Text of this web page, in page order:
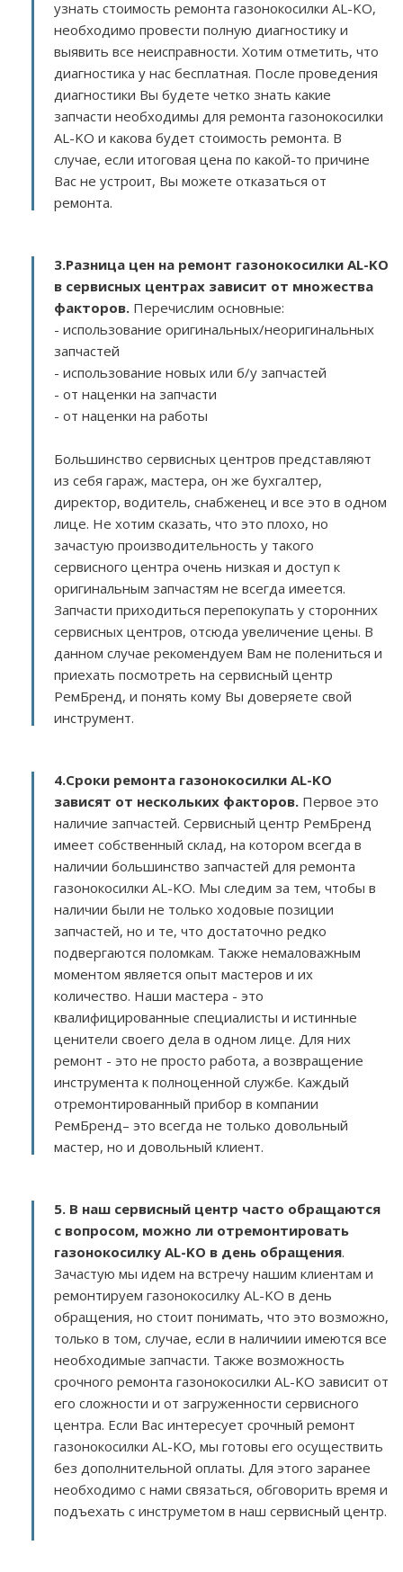
узнать стоимость ремонта газонокосилки AL-KO,
необходимо провести полную диагностику и
выявить все неисправности. Хотим отметить, что
диагностика у нас бесплатная. После проведения
диагностики Вы будете четко знать какие
запчасти необходимы для ремонта газонокосилки
AL-KO и какова будет стоимость ремонта. В
случае, если итоговая цена по какой-то причине
Вас не устроит, Вы можете отказаться от
ремонта.
3.Разница цен на ремонт газонокосилки AL-KO
в сервисных центрах зависит от множества
факторов. Перечислим основные:
- использование оригинальных/неоригинальных
запчастей
- использование новых или б/у запчастей
- от наценки на запчасти
- от наценки на работы
Большинство сервисных центров представляют
из себя гараж, мастера, он же бухгалтер,
директор, водитель, снабженец и все это в одном
лице. Не хотим сказать, что это плохо, но
зачастую производительность у такого
сервисного центра очень низкая и доступ к
оригинальным запчастям не всегда имеется.
Запчасти приходиться перепокупать у сторонних
сервисных центров, отсюда увеличение цены. В
данном случае рекомендуем Вам не полениться и
приехать посмотреть на сервисный центр
РемБренд, и понять кому Вы доверяете свой
инструмент.
4.Сроки ремонта газонокосилки AL-KO
зависят от нескольких факторов. Первое это
наличие запчастей. Сервисный центр РемБренд
имеет собственный склад, на котором всегда в
наличии большинство запчастей для ремонта
газонокосилки AL-KO. Мы следим за тем, чтобы в
наличии были не только ходовые позиции
запчастей, но и те, что достаточно редко
подвергаются поломкам. Также немаловажным
моментом является опыт мастеров и их
количество. Наши мастера - это
квалифицированные специалисты и истинные
ценители своего дела в одном лице. Для них
ремонт - это не просто работа, а возвращение
инструмента к полноценной службе. Каждый
отремонтированный прибор в компании
РемБренд– это всегда не только довольный
мастер, но и довольный клиент.
5. В наш сервисный центр часто обращаются
с вопросом, можно ли отремонтировать
газонокосилку AL-KO в день обращения.
Зачастую мы идем на встречу нашим клиентам и
ремонтируем газонокосилку AL-KO в день
обращения, но стоит понимать, что это возможно,
только в том, случае, если в наличиии имеются все
необходимые запчасти. Также возможность
срочного ремонта газонокосилки AL-KO зависит от
его сложности и от загруженности сервисного
центра. Если Вас интересует срочный ремонт
газонокосилки AL-KO, мы готовы его осуществить
без дополнительной оплаты. Для этого заранее
необходимо с нами связаться, обговорить время и
подъехать с инструметом в наш сервисный центр.